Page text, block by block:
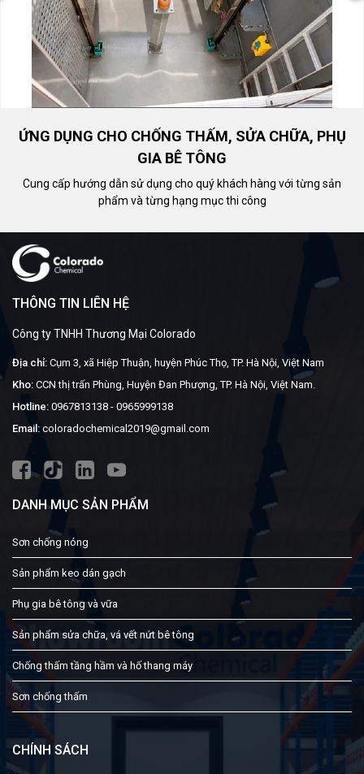
ỨNG DỤNG CHO CHỐNG THẤM, SỬA CHỮA, PHỤ
GIA BÊ TÔNG
Cung cấp hướng dẫn sử dụng cho quý khách hàng với từng sản
phẩm và từng hạng mục thi công
THÔNG TIN LIÊN HỆ
Công ty TNHH Thương Mại Colorado
Địa chỉ: Cụm 3, xã Hiệp Thuận, huyện Phúc Thọ, TP. Hà Nội, Việt Nam
Kho: CCN thị trấn Phùng, Huyện Đan Phượng, TP. Hà Nội, Việt Nam.
Hotline: 0967813138 - 0965999138
Email: coloradochemical2019@gmail.com
DANH MỤC SẢN PHẨM
Sơn chống nóng
Sản phẩm keo dán gạch
Phụ gia bê tông và vữa
Sản phẩm sửa chữa, vá vết nứt bê tông
Chống thấm tầng hầm và hố thang máy
Sơn chống thấm
CHÍNH SÁCH